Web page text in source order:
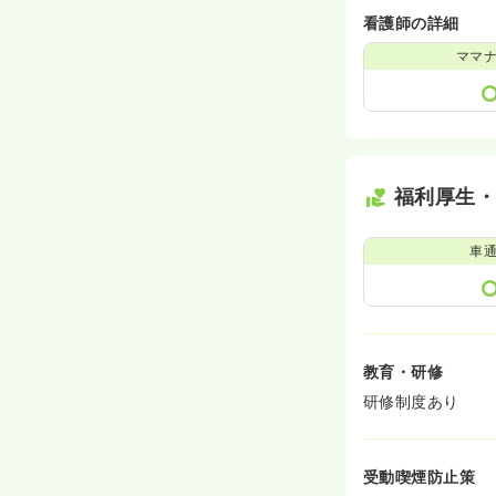
看護師の詳細
ママ
福利厚生
車
教育・研修
研修制度あり
受動喫煙防止策